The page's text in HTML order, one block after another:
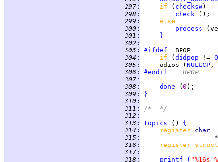
297 : if ( checksw
298 : check
299 :
else
300 :
process
301 :
}
302 :
303 : #ifdef
304 : if ( didpop !=
305 :
     adios (
NULLCP ,
306 : #endif
	BPOP
307 :
308 : done ( 0
309 :
}
310 :
311 :
/*  */
312 :
313 : topics () {
314 : register char
315 :
316 :
register
317 :
318 : printf ( "%16s